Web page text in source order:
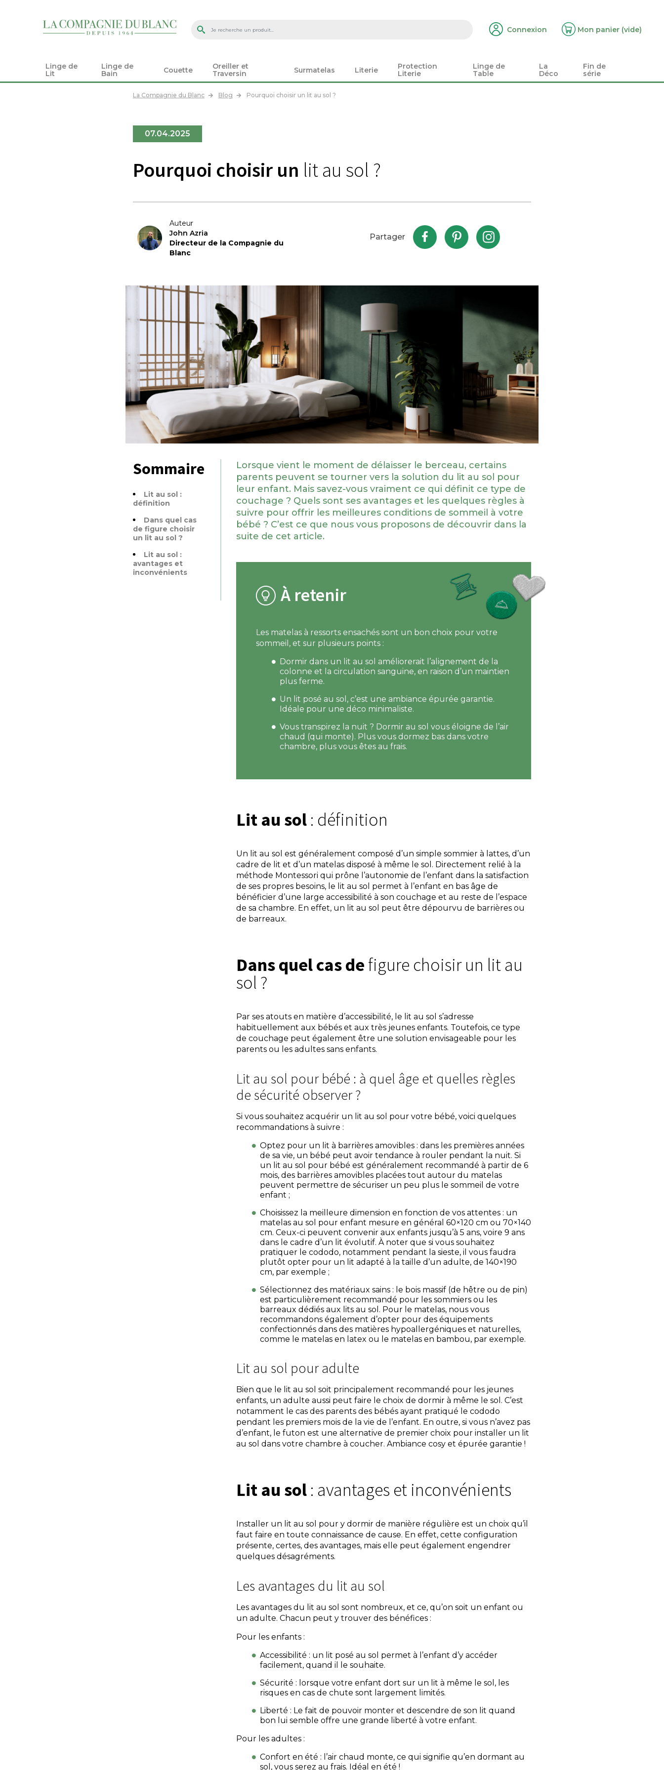
Connexion Mon panier (vide)
Linge de
Lit
Linge de
Bain
Couette
Oreiller et
Traversin
Surmatelas Literie
Protection
Literie
Linge de
Table
La
Déco
Fin de
série
La Compagnie du Blanc Blog Pourquoi choisir un lit au sol ?
07.04.2025
Pourquoi choisir un lit au sol ?
Auteur
John Azria
Directeur de la Compagnie du
Blanc
Partager
Sommaire
Lit au sol :
définition
Dans quel cas
de figure choisir
un lit au sol ?
Lit au sol :
avantages et
inconvénients
Lorsque vient le moment de délaisser le berceau, certains
parents peuvent se tourner vers la solution du lit au sol pour
leur enfant. Mais savez-vous vraiment ce qui définit ce type de
couchage ? Quels sont ses avantages et les quelques règles à
suivre pour offrir les meilleures conditions de sommeil à votre
bébé ? C’est ce que nous vous proposons de découvrir dans la
suite de cet article.
À retenir
Les matelas à ressorts ensachés sont un bon choix pour votre
sommeil, et sur plusieurs points :
Dormir dans un lit au sol améliorerait l’alignement de la
colonne et la circulation sanguine, en raison d’un maintien
plus ferme.
Un lit posé au sol, c’est une ambiance épurée garantie.
Idéale pour une déco minimaliste.
Vous transpirez la nuit ? Dormir au sol vous éloigne de l’air
chaud (qui monte). Plus vous dormez bas dans votre
chambre, plus vous êtes au frais.
Lit au sol : définition
Un lit au sol est généralement composé d’un simple sommier à lattes, d’un
cadre de lit et d’un matelas disposé à même le sol. Directement relié à la
méthode Montessori qui prône l’autonomie de l’enfant dans la satisfaction
de ses propres besoins, le lit au sol permet à l’enfant en bas âge de
bénéficier d’une large accessibilité à son couchage et au reste de l’espace
de sa chambre. En effet, un lit au sol peut être dépourvu de barrières ou
de barreaux.
Dans quel cas de figure choisir un lit au
sol ?
Par ses atouts en matière d’accessibilité, le lit au sol s’adresse
habituellement aux bébés et aux très jeunes enfants. Toutefois, ce type
de couchage peut également être une solution envisageable pour les
parents ou les adultes sans enfants.
Lit au sol pour bébé : à quel âge et quelles règles
de sécurité observer ?
Si vous souhaitez acquérir un lit au sol pour votre bébé, voici quelques
recommandations à suivre :
Optez pour un lit à barrières amovibles : dans les premières années
de sa vie, un bébé peut avoir tendance à rouler pendant la nuit. Si
un lit au sol pour bébé est généralement recommandé à partir de 6
mois, des barrières amovibles placées tout autour du matelas
peuvent permettre de sécuriser un peu plus le sommeil de votre
enfant ;
Choisissez la meilleure dimension en fonction de vos attentes : un
matelas au sol pour enfant mesure en général 60×120 cm ou 70×140
cm. Ceux-ci peuvent convenir aux enfants jusqu’à 5 ans, voire 9 ans
dans le cadre d’un lit évolutif. À noter que si vous souhaitez
pratiquer le cododo, notamment pendant la sieste, il vous faudra
plutôt opter pour un lit adapté à la taille d’un adulte, de 140×190
cm, par exemple ;
Sélectionnez des matériaux sains : le bois massif (de hêtre ou de pin)
est particulièrement recommandé pour les sommiers ou les
barreaux dédiés aux lits au sol. Pour le matelas, nous vous
recommandons également d’opter pour des équipements
confectionnés dans des matières hypoallergéniques et naturelles,
comme le matelas en latex ou le matelas en bambou, par exemple.
Lit au sol pour adulte
Bien que le lit au sol soit principalement recommandé pour les jeunes
enfants, un adulte aussi peut faire le choix de dormir à même le sol. C’est
notamment le cas des parents des bébés ayant pratiqué le cododo
pendant les premiers mois de la vie de l’enfant. En outre, si vous n’avez pas
d’enfant, le futon est une alternative de premier choix pour installer un lit
au sol dans votre chambre à coucher. Ambiance cosy et épurée garantie !
Lit au sol : avantages et inconvénients
Installer un lit au sol pour y dormir de manière régulière est un choix qu’il
faut faire en toute connaissance de cause. En effet, cette configuration
présente, certes, des avantages, mais elle peut également engendrer
quelques désagréments.
Les avantages du lit au sol
Les avantages du lit au sol sont nombreux, et ce, qu’on soit un enfant ou
un adulte. Chacun peut y trouver des bénéfices :
Pour les enfants :
Accessibilité : un lit posé au sol permet à l’enfant d’y accéder
facilement, quand il le souhaite.
Sécurité : lorsque votre enfant dort sur un lit à même le sol, les
risques en cas de chute sont largement limités.
Liberté : Le fait de pouvoir monter et descendre de son lit quand
bon lui semble offre une grande liberté à votre enfant.
Pour les adultes :
Confort en été : l’air chaud monte, ce qui signifie qu’en dormant au
sol, vous serez au frais. Idéal en été !